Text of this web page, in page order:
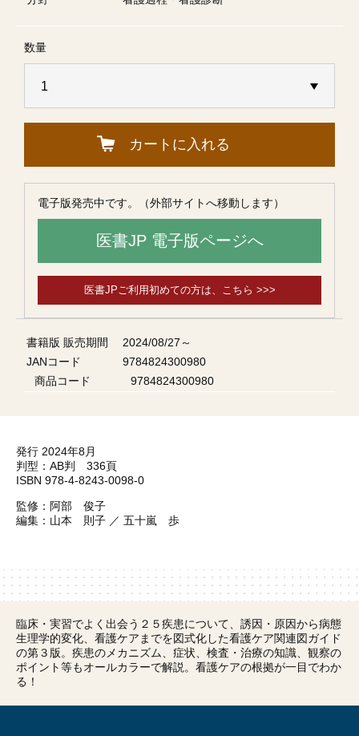
数量
カートに入れる
電子版発売中です。（外部サイトへ移動します）
医書JP 電子版ページへ
医書JPご利用初めての方は、こちら >>>
書籍版 販売期間
2024/08/27～
JANコード
9784824300980
商品コード
9784824300980
発行 2024年8月
判型：AB判 336頁
ISBN 978-4-8243-0098-0
監修：阿部 俊子
編集：山本 則子 ／ 五十嵐 歩
臨床・実習でよく出会う２５疾患について、誘因・原因から病態
生理学的変化、看護ケアまでを図式化した看護ケア関連図ガイド
の第３版。疾患のメカニズム、症状、検査・治療の知識、観察の
ポイント等もオールカラーで解説。看護ケアの根拠が一目でわか
る！